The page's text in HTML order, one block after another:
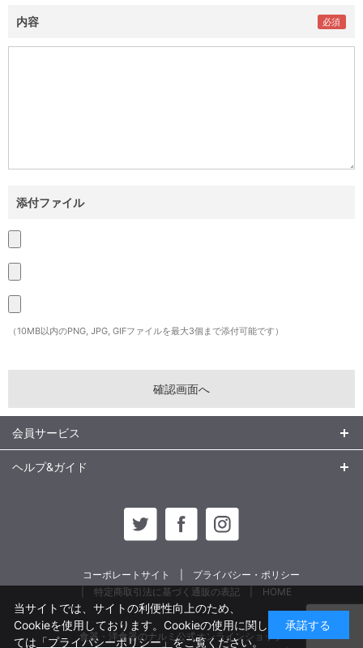
内容
添付ファイル
（10MB以内のPNG, JPG, GIFファイルを最大3個まで添付可能です）
会員サービス
ヘルプ&ガイド
コーポレートサイト
プライバシー・ポリシー
特定商取引法に基づく通販の表記
HOME
食器・洋食器のナルミ公式オンラインショップ
当サイトでは、サイトの利便性向上のため、
Cookieを使用しております。Cookieの使用に関し
ては 「プライバシーポリシー」をご覧ください。
承諾する